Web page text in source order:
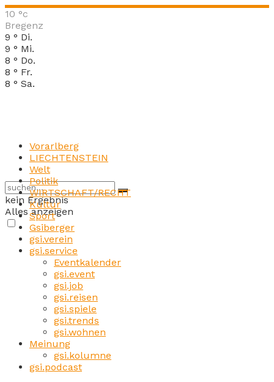
10 °c
Bregenz
9 ° Di.
9 ° Mi.
8 ° Do.
8 ° Fr.
8 ° Sa.
kein Ergebnis
Alles anzeigen
Vorarlberg
LIECHTENSTEIN
Welt
Politik
WIRTSCHAFT/RECHT
Kultur
Sport
Gsiberger
gsi.verein
gsi.service
Eventkalender
gsi.event
gsi.job
gsi.reisen
gsi.spiele
gsi.trends
gsi.wohnen
Meinung
gsi.kolumne
gsi.podcast